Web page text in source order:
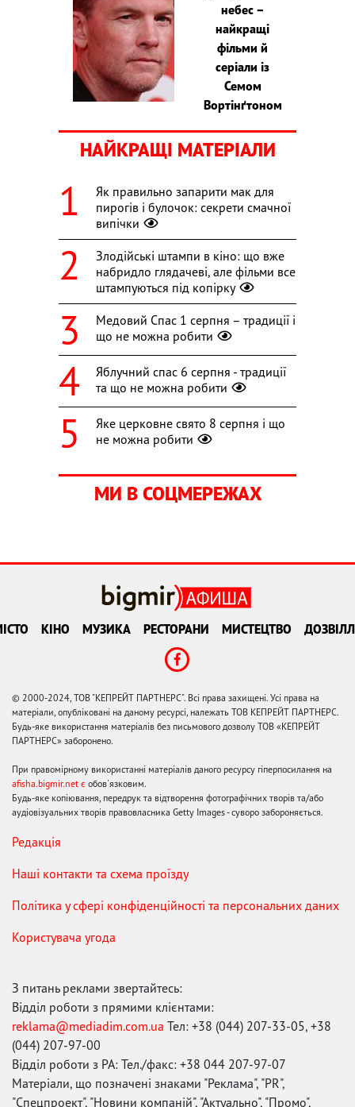
небес –
найкращі
фільми й
серіали із
Семом
Вортінґтоном
НАЙКРАЩІ МАТЕРІАЛИ
Як правильно запарити мак для
пирогів і булочок: секрети смачної
випічки
Злодійські штампи в кіно: що вже
набридло глядачеві, але фільми все
штампуються під копірку
Медовий Спас 1 серпня – традиції і
що не можна робити
Яблучний спас 6 серпня - традиції
та що не можна робити
Яке церковне свято 8 серпня і що
не можна робити
МИ В СОЦМЕРЕЖАХ
КІНО МУЗИКА РЕСТОРАНИ МИСТЕЦТВО
© 2000-2024, ТОВ "КЕПРЕЙТ ПАРТНЕРС". Всі права захищені. Усі права на
матеріали, опубліковані на даному ресурсі, належать ТОВ КЕПРЕЙТ ПАРТНЕРС.
Будь-яке використання матеріалів без письмового дозволу ТОВ «КЕПРЕЙТ
ПАРТНЕРС» заборонено.
При правомірному використанні матеріалів даного ресурсу гіперпосилання на
afisha.bigmir.net є обов'язковим.
Будь-яке копіювання, передрук та відтворення фотографічних творів та/або
аудіовізуальних творів правовласника Getty Images - суворо забороняється.
Редакція
Наші контакти та схема проїзду
Політика у сфері конфіденційності та персональних даних
Користувача угода
З питань реклами звертайтесь:
Відділ роботи з прямими клієнтами:
reklama@mediadim.com.ua Тел: +38 (044) 207-33-05, +38
(044) 207-97-00
Відділ роботи з РА: Тел./факс: +38 044 207-97-07
Матеріали, що позначені знаками "Реклама", "PR",
"Спецпроект", "Новини компаній", "Актуально", "Промо",